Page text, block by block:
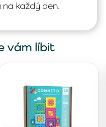
každý den.
vám líbit